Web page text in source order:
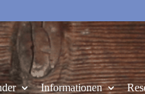
Informationen